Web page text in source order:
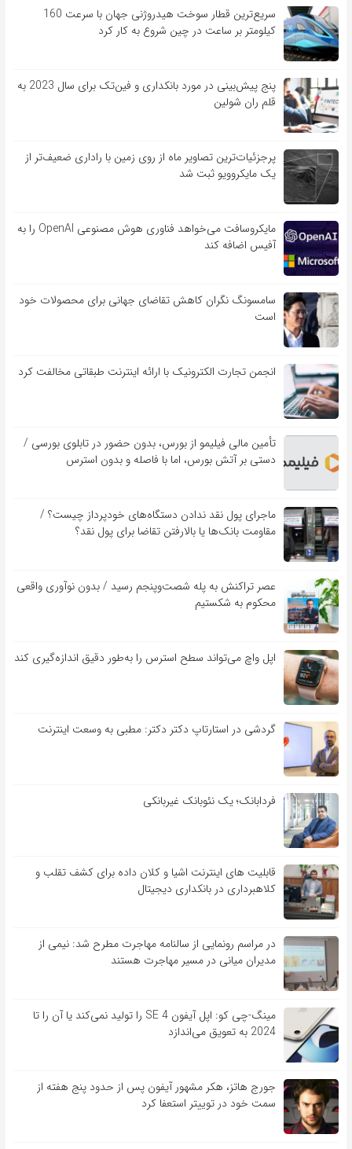
سریع‌ترین قطار سوخت هیدروژنی جهان با سرعت 160
کیلومتر بر ساعت در چین شروع به کار کرد
پنج پیش‌بینی در مورد بانکداری و فین‌تک برای سال 2023 به
قلم ران شولین
پرجزئیات‌ترین تصاویر ماه از روی زمین با راداری ضعیف‌تر از
یک مایکروویو ثبت شد
مایکروسافت می‌خواهد فناوری هوش مصنوعی OpenAI را به
آفیس اضافه کند
سامسونگ نگران کاهش تقاضای جهانی برای محصولات خود
است
انجمن تجارت الکترونیک با ارائه اینترنت طبقاتی مخالفت کرد
تأمین مالی فیلیمو از بورس، بدون حضور در تابلوی بورسی /
دستی بر آتش بورس، اما با فاصله و بدون استرس
ماجرای پول نقد ندادن دستگاه‌های خودپرداز چیست؟ /
مقاومت بانک‌ها یا بالارفتن تقاضا برای پول نقد؟
عصر تراکنش به پله شصت‌وپنجم رسید / بدون نوآوری واقعی
محکوم به شکستیم
اپل واچ می‌تواند سطح استرس را به‌طور دقیق اندازه‌گیری کند
گردشی در استارتاپ دکتر دکتر: مطبی به وسعت اینترنت
فردابانک؛ یک نئوبانک غیربانکی
قابلیت ‏های اینترنت اشیا و کلان‏ داده برای کشف تقلب و
کلاهبرداری در بانکداری دیجیتال
در مراسم رونمایی از سالنامه مهاجرت مطرح شد: نیمی از
مدیران میانی در مسیر مهاجرت هستند
مینگ-چی کو: اپل آیفون SE 4 را تولید نمی‌کند یا آن را تا
2024 به تعویق می‌اندازد
جورج هاتز، هکر مشهور آیفون پس از حدود پنج هفته از
سمت خود در توییتر استعفا کرد